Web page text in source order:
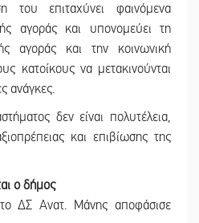
επιταχύνει φαινόμενα
αγοράς και υπονομεύει τη
αγοράς και την κοινωνική
κατοίκους να μετακινούνται
ανάγκες.
δεν είναι πολυτέλεια,
και επιβίωσης της
ο δήμος
ΔΣ Ανατ. Μάνης αποφάσισε